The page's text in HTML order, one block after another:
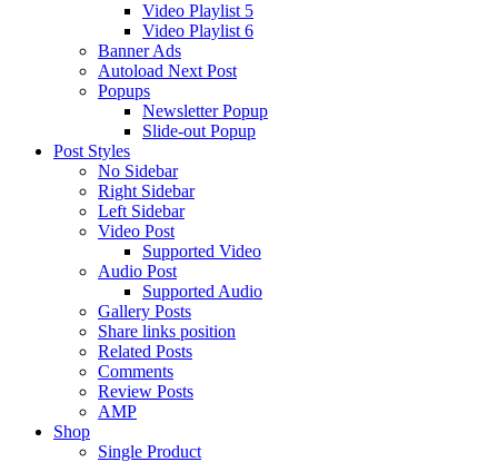
Video Playlist 5
Video Playlist 6
Banner Ads
Autoload Next Post
Popups
Newsletter Popup
Slide-out Popup
Post Styles
No Sidebar
Right Sidebar
Left Sidebar
Video Post
Supported Video
Audio Post
Supported Audio
Gallery Posts
Share links position
Related Posts
Comments
Review Posts
AMP
Shop
Single Product